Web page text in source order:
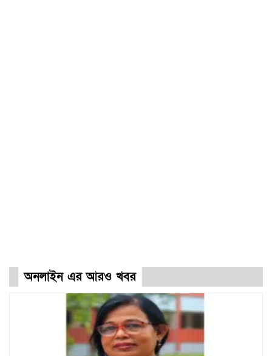
অনলাইন এর আরও খবর